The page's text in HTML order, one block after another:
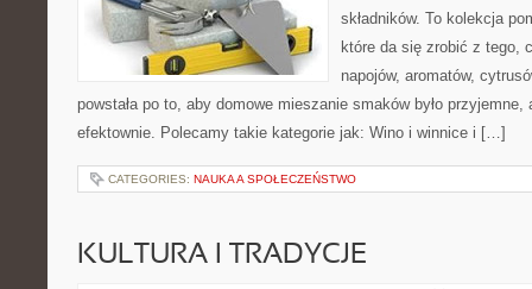
składników. To kolekcja
które da się zrobić z tego,
napojów, aromatów,
powstała po to, aby domowe mieszanie smaków było przyjemne,
efektownie. Polecamy takie kategorie jak: Wino i winnice i […]
CATEGORIES: NAUKA A SPOŁECZEŃSTWO
KULTURA I TRADYCJE